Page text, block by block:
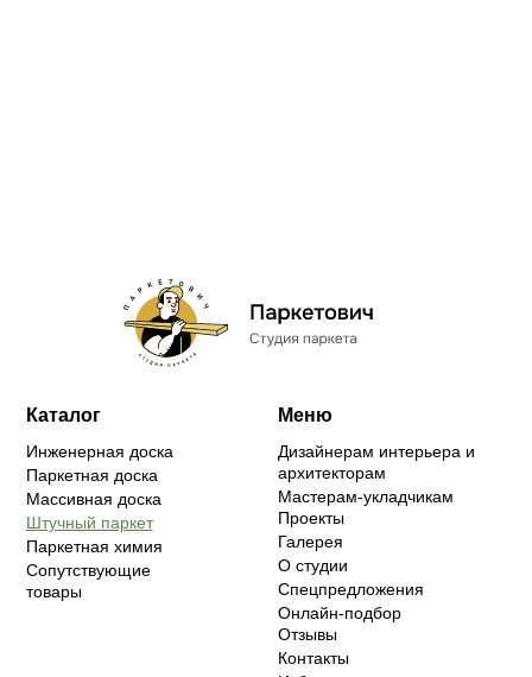
Каталог
Инженерная доска
Паркетная доска
Массивная доска
Штучный паркет
Паркетная химия
Сопутствующие
товары
Меню
Дизайнерам интерьера и
архитекторам
Мастерам-укладчикам
Проекты
Галерея
О студии
Спецпредложения
Онлайн-подбор
Отзывы
Контакты